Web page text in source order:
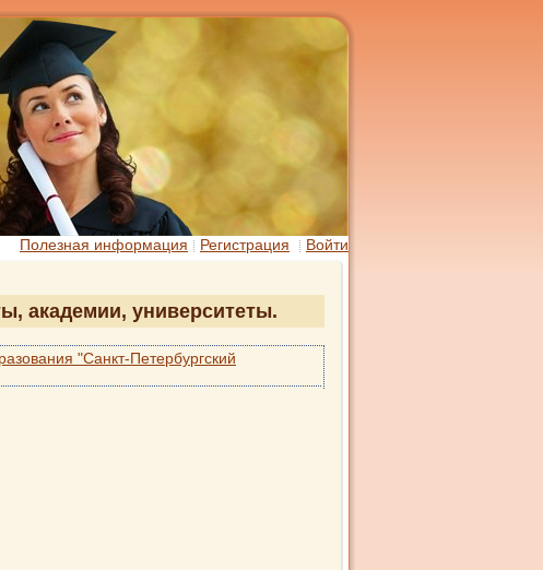
Полезная информация Регистрация
Войти
академии, университеты.
"Санкт-Петербургский